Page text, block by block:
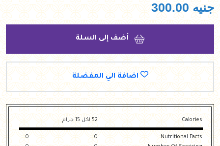
جنيه 300.00
أضف إلى السلة
اضافة الي المفضلة
Calories 52 لكل 15 جرام
Nutritional Facts
0
0